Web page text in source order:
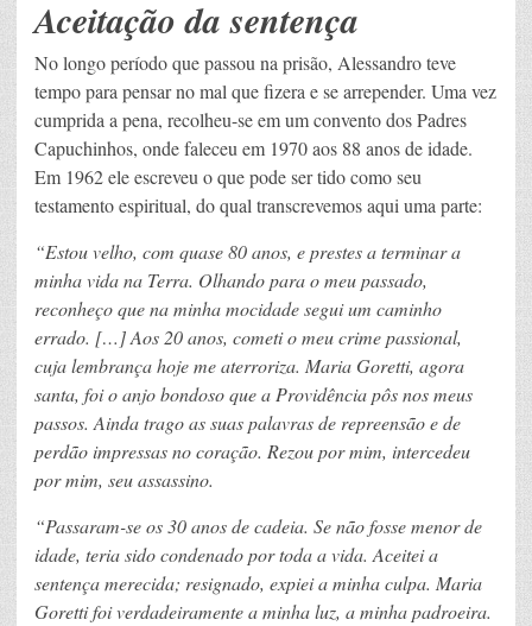
Aceitação da sentença
No longo período que passou na prisão, Alessandro teve
tempo para pensar no mal que fizera e se arrepender. Uma vez
cumprida a pena, recolheu-se em um convento dos Padres
Capuchinhos, onde faleceu em 1970 aos 88 anos de idade.
Em 1962 ele escreveu o que pode ser tido como seu
testamento espiritual, do qual transcrevemos aqui uma parte:
“Estou velho, com quase 80 anos, e prestes a terminar a
minha vida na Terra. Olhando para o meu passado,
reconheço que na minha mocidade segui um caminho
errado. […] Aos 20 anos, cometi o meu crime passional,
cuja lembrança hoje me aterroriza. Maria Goretti, agora
santa, foi o anjo bondoso que a Providência pôs nos meus
passos. Ainda trago as suas palavras de repreensão e de
perdão impressas no coração. Rezou por mim, intercedeu
por mim, seu assassino.
“Passaram-se os 30 anos de cadeia. Se não fosse menor de
idade, teria sido condenado por toda a vida. Aceitei a
sentença merecida; resignado, expiei a minha culpa. Maria
Goretti foi verdadeiramente a minha luz, a minha padroeira.